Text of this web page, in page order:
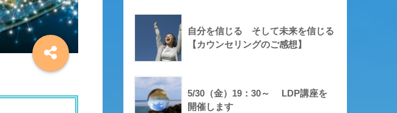
自分を信じる そして未来を信じる
【カウンセリングのご感想】
5/30（金）19：30～ LDP講座を
開催します